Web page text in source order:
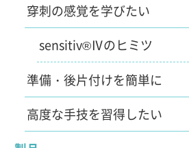
穿刺の感覚を学びたい
sensitiv®Ⅳのヒミツ
準備・後片付けを簡単に
高度な手技を習得したい